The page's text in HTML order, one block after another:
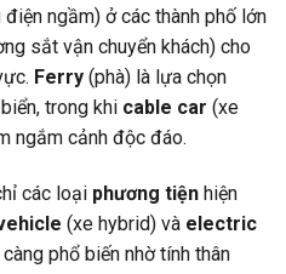
điện ngầm) ở các thành phố lớn
sắt vận chuyển khách) cho
Ferry (phà) là lựa chọn
trong khi cable car (xe
ngắm cảnh độc đáo.
các loại phương tiện hiện
(xe hybrid) và electric
phổ biến nhờ tính thân